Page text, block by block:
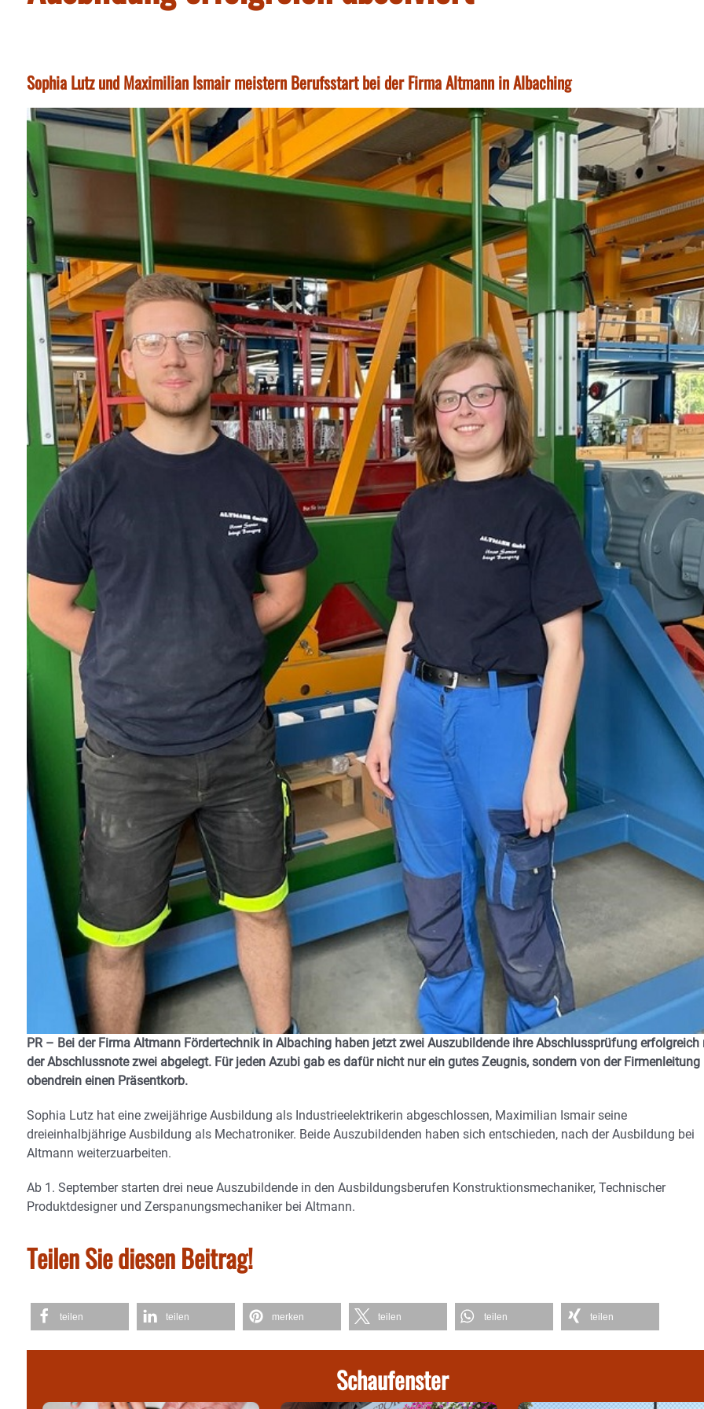
Sophia Lutz und Maximilian Ismair meistern Berufsstart bei der Firma Altmann in Albaching
PR – Bei der Firma Altmann Fördertechnik in Albaching haben jetzt zwei Auszubildende ihre Abschlussprüfung erfolgreich
der Abschlussnote zwei abgelegt. Für jeden Azubi gab es dafür nicht nur ein gutes Zeugnis, sondern von der Firmenleitung
obendrein einen Präsentkorb.
Sophia Lutz hat eine zweijährige Ausbildung als Industrieelektrikerin abgeschlossen, Maximilian Ismair seine
dreieinhalbjährige Ausbildung als Mechatroniker. Beide Auszubildenden haben sich entschieden, nach der Ausbildung bei
Altmann weiterzuarbeiten.
Ab 1. September starten drei neue Auszubildende in den Ausbildungsberufen Konstruktionsmechaniker, Technischer
Produktdesigner und Zerspanungsmechaniker bei Altmann.
Teilen Sie diesen Beitrag!
teilen teilen merken teilen teilen teilen
Schaufenster